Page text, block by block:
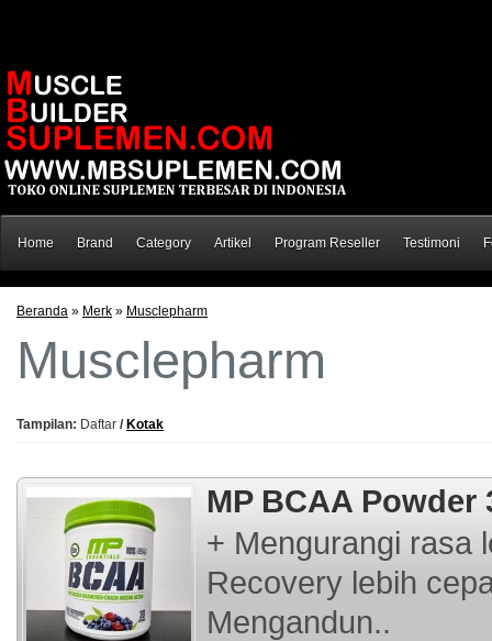
Home Brand Category Artikel Program Reseller Testimoni
Beranda » Merk » Musclepharm
Musclepharm
Tampilan: Daftar / Kotak
MP BCAA Powder
+ Mengurangi rasa
Recovery lebih
Mengandun..